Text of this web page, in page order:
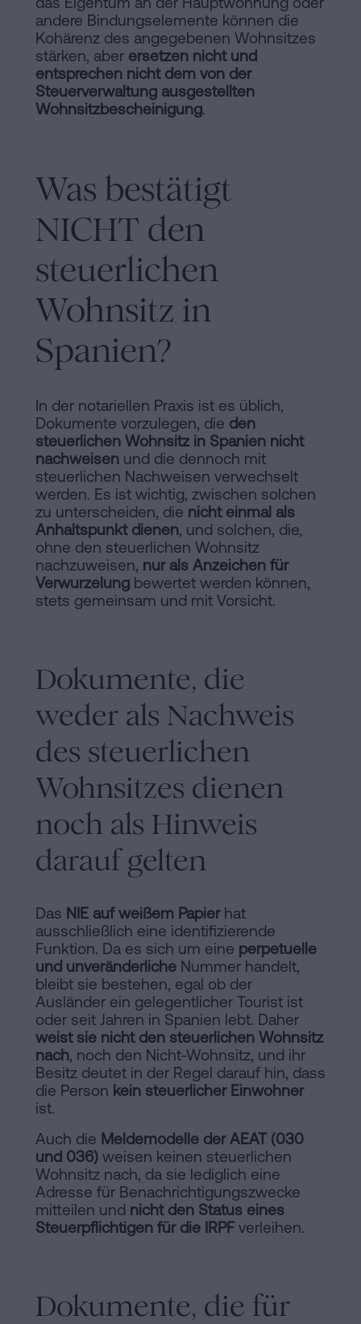
andere Bindungselemente können die
Kohärenz des angegebenen Wohnsitzes
stärken, aber ersetzen nicht und
entsprechen nicht dem von der
Steuerverwaltung ausgestellten
Wohnsitzbescheinigung.
Was bestätigt
NICHT den
steuerlichen
Wohnsitz in
Spanien?
In der notariellen Praxis ist es üblich,
Dokumente vorzulegen, die den
steuerlichen Wohnsitz in Spanien nicht
nachweisen und die dennoch mit
steuerlichen Nachweisen verwechselt
werden. Es ist wichtig, zwischen solchen
zu unterscheiden, die nicht einmal als
Anhaltspunkt dienen, und solchen, die,
ohne den steuerlichen Wohnsitz
nachzuweisen, nur als Anzeichen für
Verwurzelung bewertet werden können,
stets gemeinsam und mit Vorsicht.
Dokumente, die
weder als Nachweis
des steuerlichen
Wohnsitzes dienen
noch als Hinweis
darauf gelten
Das NIE auf weißem Papierhat
ausschließlich eine identifizierende
Funktion. Da es sich um eine perpetuelle
und unveränderliche Nummer handelt,
bleibt sie bestehen, egal ob der
Ausländer ein gelegentlicher Tourist ist
oder seit Jahren in Spanien lebt. Daher
weist sie nicht den steuerlichen Wohnsitz
nach, noch den Nicht-Wohnsitz, und ihr
Besitz deutet in der Regel darauf hin, dass
die Person kein steuerlicher Einwohner
ist.
Auch die Meldemodelle der AEAT (030
und 036) weisen keinen steuerlichen
Wohnsitz nach, da sie lediglich eine
Adresse für Benachrichtigungszwecke
mitteilen und nicht den Status eines
Steuerpflichtigen für die IRPFverleihen.
Dokumente, die für